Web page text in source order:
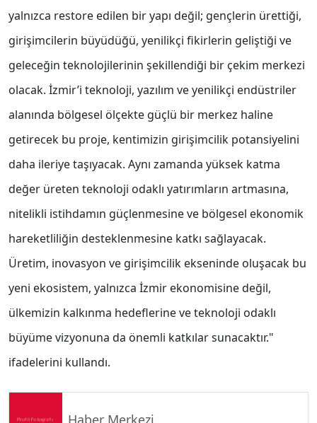
yalnızca restore edilen bir yapı değil; gençlerin ürettiği,
girişimcilerin büyüdüğü, yenilikçi fikirlerin geliştiği ve
geleceğin teknolojilerinin şekillendiği bir çekim merkezi
olacak. İzmir’i teknoloji, yazılım ve yenilikçi endüstriler
alanında bölgesel ölçekte güçlü bir merkez haline
getirecek bu proje, kentimizin girişimcilik potansiyelini
daha ileriye taşıyacak. Aynı zamanda yüksek katma
değer üreten teknoloji odaklı yatırımların artmasına,
nitelikli istihdamın güçlenmesine ve bölgesel ekonomik
hareketliliğin desteklenmesine katkı sağlayacak.
Üretim, inovasyon ve girişimcilik ekseninde oluşacak bu
yeni ekosistem, yalnızca İzmir ekonomisine değil,
ülkemizin kalkınma hedeflerine ve teknoloji odaklı
büyüme vizyonuna da önemli katkılar sunacaktır."
ifadelerini kullandı.
Haber Merkezi